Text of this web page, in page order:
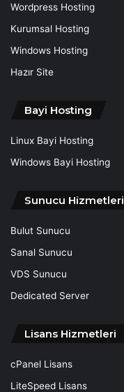
Wordpress Hosting
Kurumsal Hosting
Windows Hosting
Hazır Site
Bayi Hosting
Linux Bayi Hosting
Windows Bayi Hosting
Sunucu Hizmetleri
Bulut Sunucu
Sanal Sunucu
VDS Sunucu
Dedicated Server
Lisans Hizmetleri
cPanel Lisans
LiteSpeed Lisans